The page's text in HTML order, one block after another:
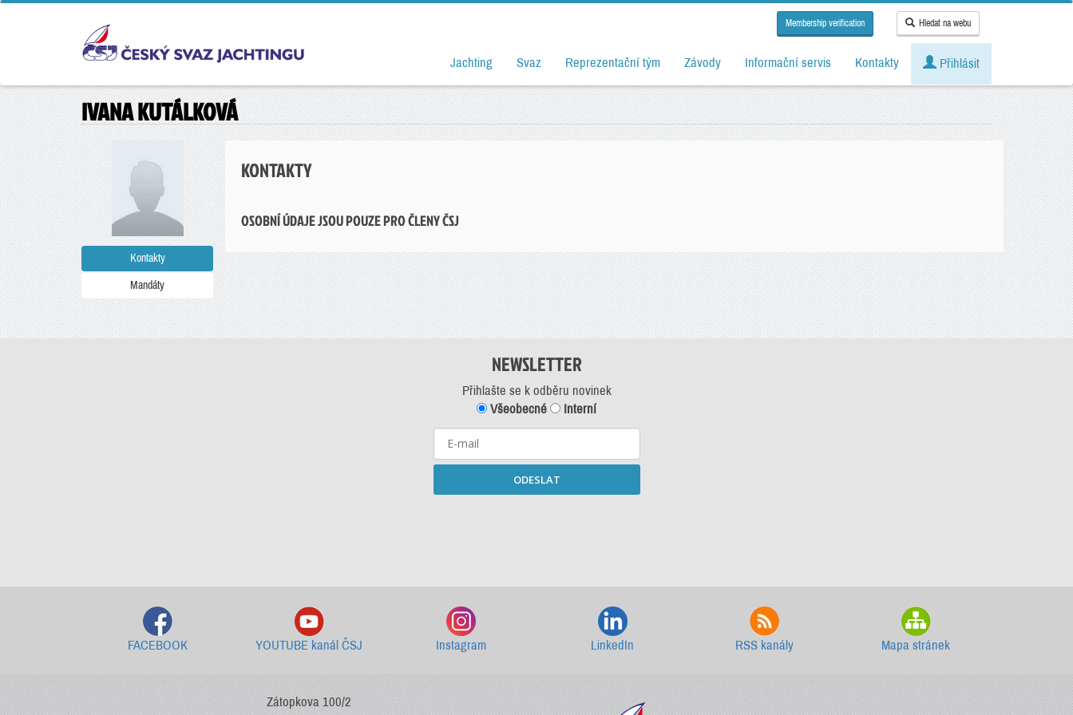
Membership verification Hledat na webu
Jachting Svaz Reprezentační tým Závody Informační servis Kontakty Přihlásit
IVANA KUTÁLKOVÁ
Kontakty
Mandáty
KONTAKTY
OSOBNÍ ÚDAJE JSOU POUZE PRO ČLENY ČSJ
NEWSLETTER
Přihlašte se k odběru novinek
Všeobecné
Interní
ODESLAT
FACEBOOK YOUTUBE kanál ČSJ Instagram LinkedIn RSS kanály Mapa stránek
Zátopkova 100/2